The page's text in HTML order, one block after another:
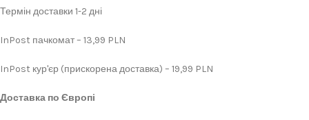
Термін доставки 1-2 дні
InPost пачкомат – 13,99 PLN
InPost кур'єр (прискорена доставка) – 19,99 PLN
Доставка по Європі